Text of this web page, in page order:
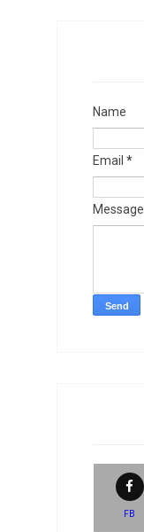
Name
Email *
Message
FB